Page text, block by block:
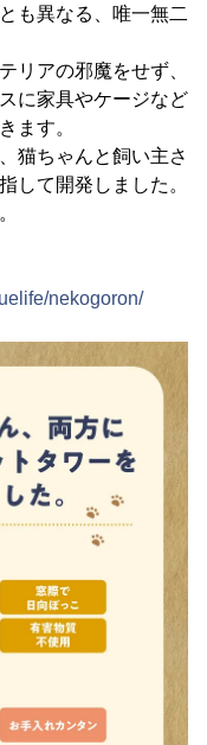
も異なる、唯一無二
リアの邪魔をせず、
に家具やケージなど
ます。
猫ちゃんと飼い主さ
して開発しました。
nekogoron/